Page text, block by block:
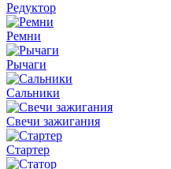
Редуктор
Ремни
Рычаги
Сальники
Свечи зажигания
Стартер